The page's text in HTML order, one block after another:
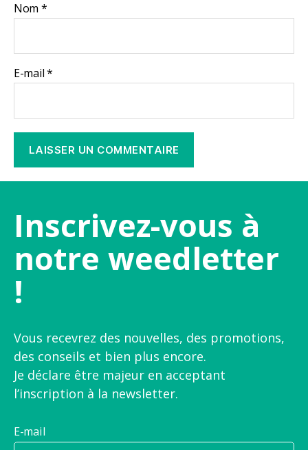
Nom *
E-mail*
Inscrivez-vous à
notre weedletter
!
Vous recevrez des nouvelles, des promotions,
des conseils et bien plus encore.
Je déclare être majeur en acceptant
l’inscription à la newsletter.
E-mail